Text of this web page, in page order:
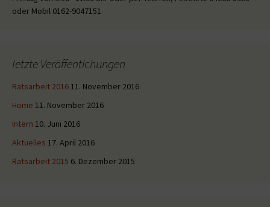
oder Mobil 0162-9047151
letzte Veröffentichungen
Ratsarbeit 2016 11. November 2016
Home 11. November 2016
Intern 10. Juni 2016
Aktuelles 17. April 2016
Ratsarbeit 2015 6. Dezember 2015